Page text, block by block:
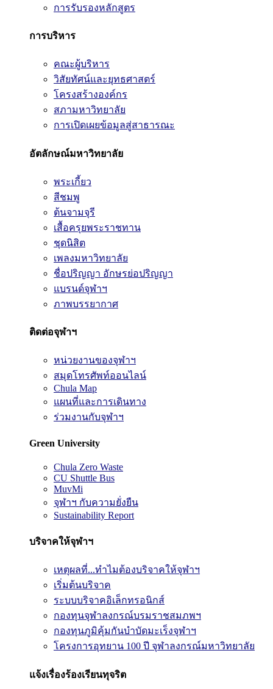
การรับรองหลักสูตร
การบริหาร
คณะผู้บริหาร
วิสัยทัศน์และยุทธศาสตร์
โครงสร้างองค์กร
สภามหาวิทยาลัย
การเปิดเผยข้อมูลสู่สาธารณะ
อัตลักษณ์มหาวิทยาลัย
พระเกี้ยว
สีชมพู
ต้นจามจุรี
เสื้อครุยพระราชทาน
ชุดนิสิต
เพลงมหาวิทยาลัย
ชื่อปริญญา อักษรย่อปริญญา
แบรนด์จุฬาฯ
ภาพบรรยากาศ
ติดต่อจุฬาฯ
หน่วยงานของจุฬาฯ
สมุดโทรศัพท์ออนไลน์
Chula Map
แผนที่และการเดินทาง
ร่วมงานกับจุฬาฯ
Green University
Chula Zero Waste
CU Shuttle Bus
MuvMi
จุฬาฯ กับความยั่งยืน
Sustainability Report
บริจาคให้จุฬาฯ
เหตุผลที่...ทำไมต้องบริจาคให้จุฬาฯ
เริ่มต้นบริจาค
ระบบบริจาคอิเล็กทรอนิกส์
กองทุนจุฬาลงกรณ์บรมราชสมภพฯ
กองทุนภูมิคุ้มกันบำบัดมะเร็งจุฬาฯ
โครงการอุทยาน 100 ปี จุฬาลงกรณ์มหาวิทยาลัย
แจ้งเรื่องร้องเรียนทุจริต